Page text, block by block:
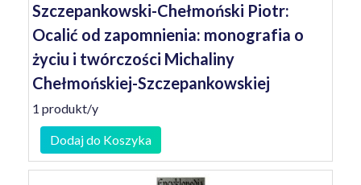
Szczepankowski-Chełmoński Piotr:
Ocalić od zapomnienia: monografia o
życiu i twórczości Michaliny
Chełmońskiej-Szczepankowskiej
1 produkt/y
Dodaj do Koszyka